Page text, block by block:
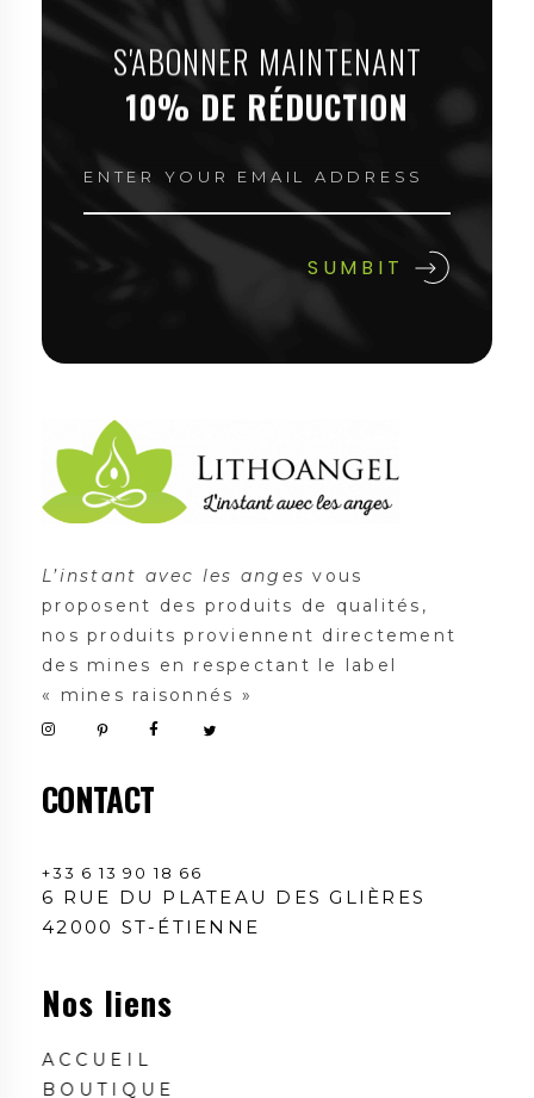
S'ABONNER MAINTENANT
10% DE RÉDUCTION
L’instant avec les anges vous
proposent des produits de qualités,
nos produits proviennent directement
des mines en respectant le label
« mines raisonnés »
CONTACT
+33 6 13 90 18 66
6 RUE DU PLATEAU DES GLIÈRES
42000 ST-ÉTIENNE
Nos liens
ACCUEIL
BOUTIQUE